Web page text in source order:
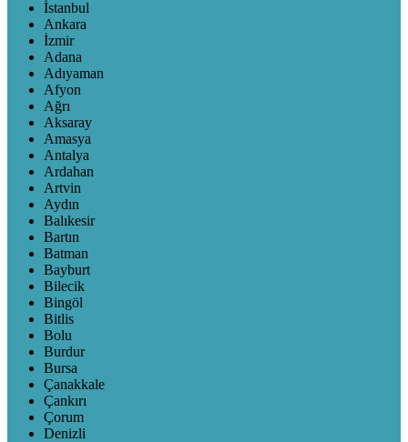
İstanbul
Ankara
İzmir
Adana
Adıyaman
Afyon
Ağrı
Aksaray
Amasya
Antalya
Ardahan
Artvin
Aydın
Balıkesir
Bartın
Batman
Bayburt
Bilecik
Bingöl
Bitlis
Bolu
Burdur
Bursa
Çanakkale
Çankırı
Çorum
Denizli